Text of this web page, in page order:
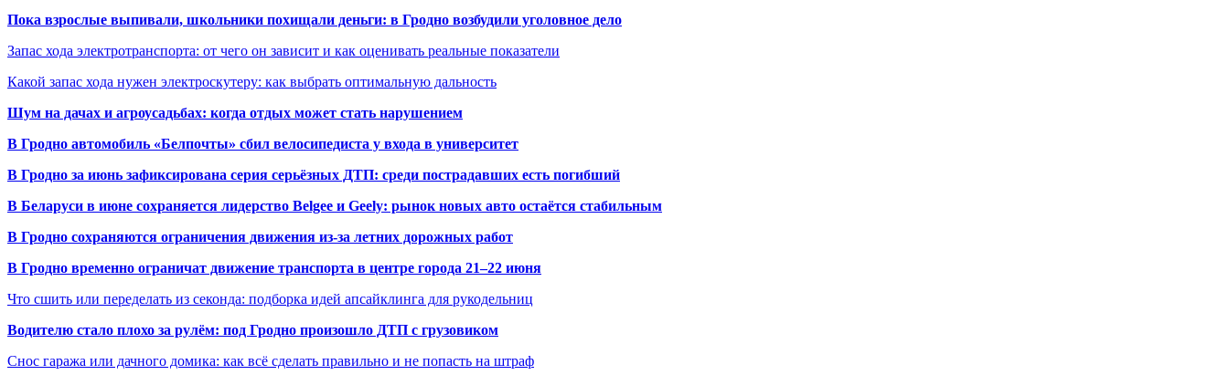
Пока взрослые выпивали, школьники похищали деньги: в Гродно возбудили уголовное дело
Запас хода электротранспорта: от чего он зависит и как оценивать реальные показатели
Какой запас хода нужен электроскутеру: как выбрать оптимальную дальность
Шум на дачах и агроусадьбах: когда отдых может стать нарушением
В Гродно автомобиль «Белпочты» сбил велосипедиста у входа в университет
В Гродно за июнь зафиксирована серия серьёзных ДТП: среди пострадавших есть погибший
В Беларуси в июне сохраняется лидерство Belgee и Geely: рынок новых авто остаётся стабильным
В Гродно сохраняются ограничения движения из-за летних дорожных работ
В Гродно временно ограничат движение транспорта в центре города 21–22 июня
Что сшить или переделать из секонда: подборка идей апсайклинга для рукодельниц
Водителю стало плохо за рулём: под Гродно произошло ДТП с грузовиком
Снос гаража или дачного домика: как всё сделать правильно и не попасть на штраф